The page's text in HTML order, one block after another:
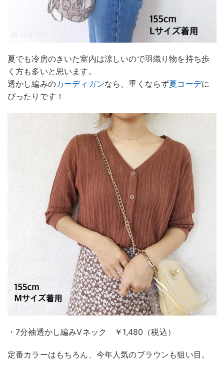
夏でも冷房のきいた室内は涼しいので羽織り物を持ち歩
く方も多いと思います。
透かし編みのカーディガンなら、重くならず夏コーデに
ぴったりです！
・7分袖透かし編みVネック ￥1,480（税込）
定番カラーはもちろん、今年人気のブラウンも狙い目。